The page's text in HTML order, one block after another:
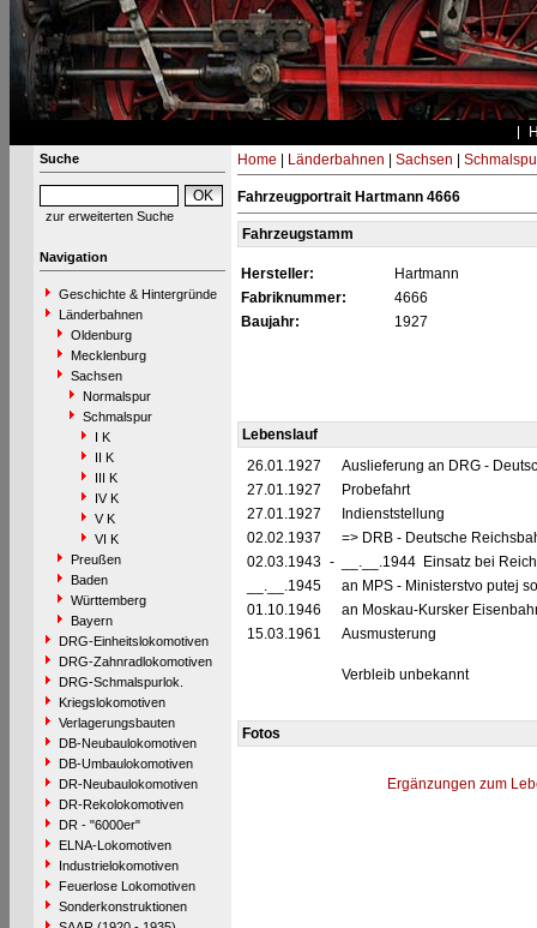
Suche
zur erweiterten Suche
Navigation
Geschichte & Hintergründe
Länderbahnen
Oldenburg
Mecklenburg
Sachsen
Normalspur
Schmalspur
I K
II K
III K
IV K
V K
VI K
Preußen
Baden
Württemberg
Bayern
DRG-Einheitslokomotiven
DRG-Zahnradlokomotiven
DRG-Schmalspurlok.
Kriegslokomotiven
Verlagerungsbauten
DB-Neubaulokomotiven
DB-Umbaulokomotiven
DR-Neubaulokomotiven
DR-Rekolokomotiven
DR - "6000er"
ELNA-Lokomotiven
Industrielokomotiven
Feuerlose Lokomotiven
Sonderkonstruktionen
Home Länderbahnen Sachsen
Fahrzeugportrait Hartmann 4666
Fahrzeugstamm
Hersteller:
Hartmann
Fabriknummer:
4666
Baujahr:
1927
Lebenslauf
26.01.1927
Auslieferung an DRG -
27.01.1927
Probefahrt
27.01.1927
Indienststellung
02.02.1937
=> DRB - Deutsche
02.03.1943 -
__.__.1944 Einsatz bei
__.__.1945
an MPS - Ministerstvo putej
01.10.1946
an Moskau-Kursker
15.03.1961
Ausmusterung
Verbleib unbekannt
Fotos
Ergänzungen zum